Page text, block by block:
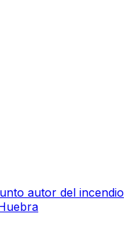
autor del incendio